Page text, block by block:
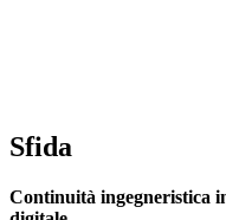
Sfida
Continuità ingegneristica